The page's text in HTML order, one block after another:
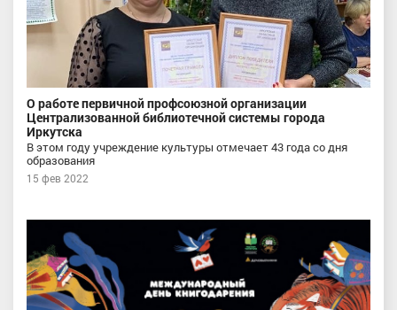
О работе первичной профсоюзной организации
Централизованной библиотечной системы города
Иркутска
В этом году учреждение культуры отмечает 43 года со дня
образования
15 фев 2022